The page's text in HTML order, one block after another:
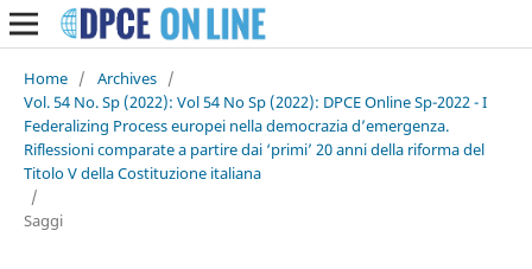
Home / Archives /
Vol. 54 No. Sp (2022): Vol 54 No Sp (2022): DPCE Online Sp-2022 - I
Federalizing Process europei nella democrazia d’emergenza.
Riflessioni comparate a partire dai ‘primi’ 20 anni della riforma del
Titolo V della Costituzione italiana
/
Saggi